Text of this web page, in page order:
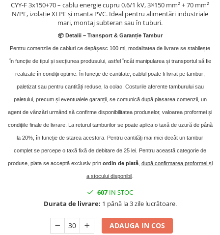
CYY-F 3x150+70 – cablu energie cupru 0.6/1 kV, 3×150 mm² + 70 mm²
N/PE, izolație XLPE și manta PVC. Ideal pentru alimentări industriale
mari, montaj subteran sau în tuburi.
📦 Detalii – Transport & Garanție Tambur
Pentru comenzile de cabluri ce depășesc 100 ml, modalitatea de livrare se stabilește
în funcție de tipul și secțiunea produsului, astfel încât manipularea și transportul să fie
realizate în condiții optime. În funcție de cantitate, cablul poate fi livrat pe tambur
paletizat sau pentru cantități reduse, la colac. Costurile aferente tamburului sau
paletului, precum și eventualele garanții, se comunică după plasarea comenzii, un
agent de vânzări urmând să confirme disponibilitatea produselor, valoarea proformei și
condițiile finale de livrare. La returul tamburilor se poate aplica o taxă de uzură de până
la 20%, în funcție de starea acestora. Pentru cantități mai mici decât un tambur
complet se percepe o taxă fixă de debitare de 25 lei. Pentru această categorie de
produse, plata se acceptă exclusiv prin ordin de plată, după confirmarea proformei și
a stocului disponibil
607 IN STOC
Durata de livrare: 1 până la 3 zile lucrătoare.
ADAUGA IN COS